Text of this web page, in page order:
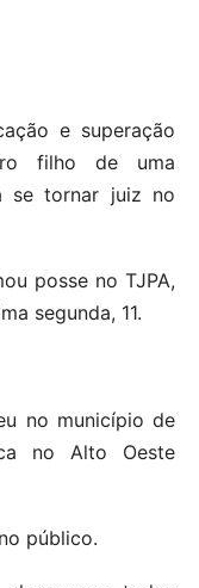
e superação
filho de uma
se tornar juiz no
posse no TJPA,
segunda, 11.
no município de
no Alto Oeste
público.